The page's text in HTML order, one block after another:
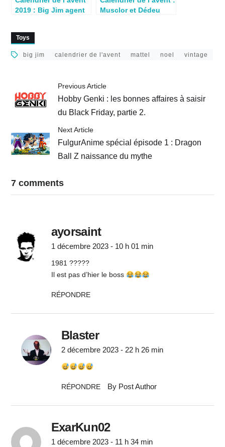
2019 : Big Jim agent
Musclor et Dédeu
Toys
big jim calendrier de l'avent mattel noel vintage
Previous Article
Hobby Genki : les bonnes affaires à saisir
du Black Friday, partie 2.
Next Article
FulgurAnime spécial épisode 1 : Dragon
Ball Z naissance du mythe
7 comments
ayorsaint
1 décembre 2023 - 10 h 01 min
1981 ?????
Il est pas d’hier le boss
RÉPONDRE
Blaster
2 décembre 2023 - 22 h 26 min
RÉPONDRE By Post Author
ExarKun02
1 décembre 2023 - 11 h 34 min